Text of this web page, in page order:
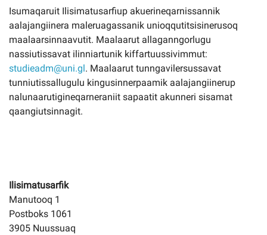
Isumaqaruit Ilisimatusarfiup akuerineqarnissannik
aalajangiinera maleruagassanik unioqqutitsisinerusoq
maalaarsinnaavutit. Maalaarut allaganngorlugu
nassiutissavat ilinniartunik kiffartuussivimmut:
studieadm@uni.gl. Maalaarut tunngavilersussavat
tunniutissallugulu kingusinnerpaamik aalajangiinerup
nalunaarutigineqarneraniit sapaatit akunneri sisamat
qaangiutsinnagit.
Ilisimatusarfik
Manutooq 1
Postboks 1061
3905 Nuussuaq